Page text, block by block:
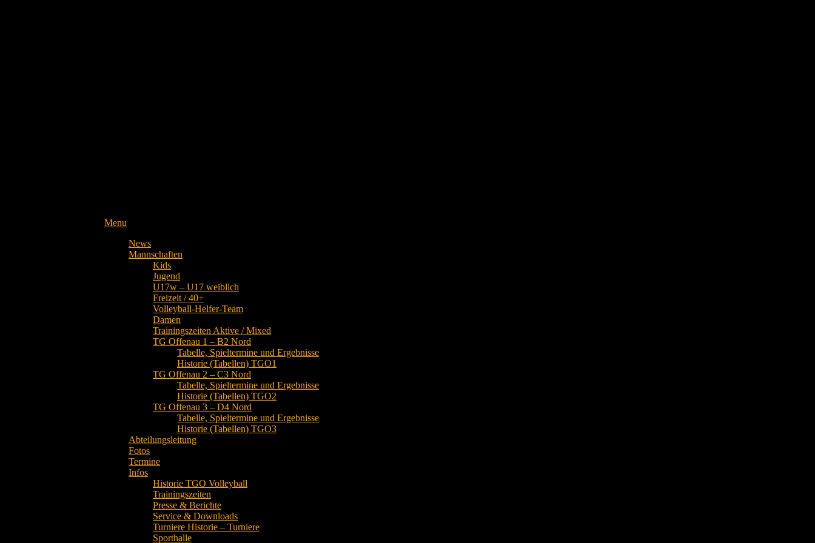
Menu
News
Mannschaften
Kids
Jugend
U17w – U17 weiblich
Freizeit / 40+
Volleyball-Helfer-Team
Damen
Trainingszeiten Aktive / Mixed
TG Offenau 1 – B2 Nord
Tabelle, Spieltermine und Ergebnisse
Historie (Tabellen) TGO1
TG Offenau 2 – C3 Nord
Tabelle, Spieltermine und Ergebnisse
Historie (Tabellen) TGO2
TG Offenau 3 – D4 Nord
Tabelle, Spieltermine und Ergebnisse
Historie (Tabellen) TGO3
Abteilungsleitung
Fotos
Termine
Infos
Historie TGO Volleyball
Trainingszeiten
Presse & Berichte
Service & Downloads
Turniere Historie – Turniere
Sporthalle